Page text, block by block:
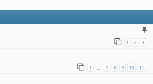
1 2 3
1 … 7 8 9 10 11